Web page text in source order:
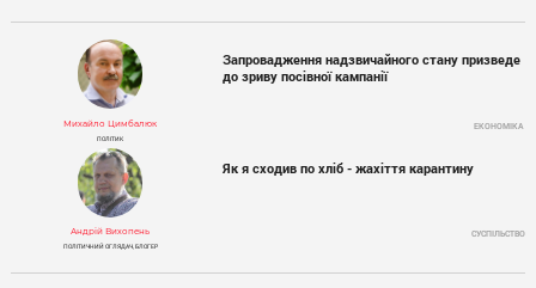
Михайло Цимбалюк
ПОЛІТИК
Запровадження надзвичайного стану призведе
до зриву посівної кампанії
ЕКОНОМІКА
Андрій Вихопень
ПОЛІТИЧНИЙ ОГЛЯДАЧ, БЛОГЕР
Як я сходив по хліб - жахіття карантину
СУСПІЛЬСТВО